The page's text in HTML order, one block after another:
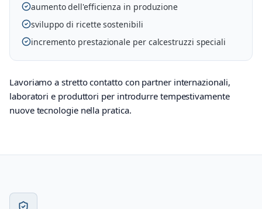
aumento dell'efficienza in produzione
sviluppo di ricette sostenibili
incremento prestazionale per calcestruzzi speciali
Lavoriamo a stretto contatto con partner internazionali,
laboratori e produttori per introdurre tempestivamente
nuove tecnologie nella pratica.